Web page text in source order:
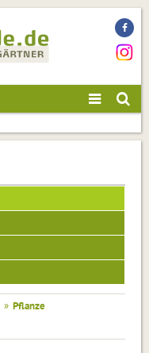
» Pflanze